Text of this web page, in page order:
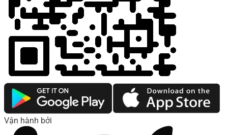
Vận hành bởi